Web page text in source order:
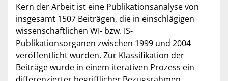
Kern der Arbeit ist eine Publikationsanalyse von
insgesamt 1507 Beiträgen, die in einschlägigen
wissenschaftlichen WI- bzw. IS-
Publikationsorganen zwischen 1999 und 2004
veröffentlicht wurden. Zur Klassifikation der
Beiträge wurde in einem iterativen Prozess ein